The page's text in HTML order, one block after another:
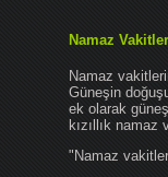
Namaz
Namaz
Güneşin
ek olarak
kızıllık
"Namaz